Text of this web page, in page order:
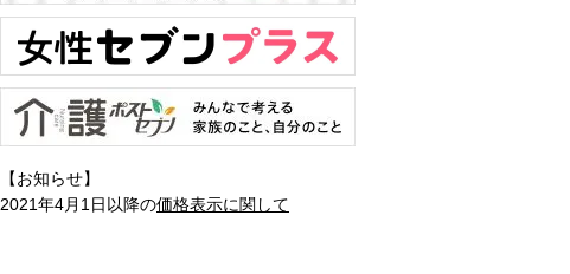
【お知らせ】
2021年4月1日以降の価格表示に関して